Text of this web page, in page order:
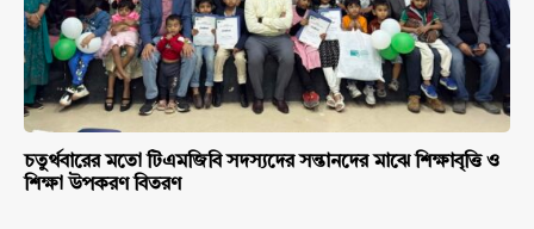
চতুর্থবারের মতো টিএমজিবি সদস্যদের সন্তানদের মাঝে শিক্ষাবৃত্তি ও
শিক্ষা উপকরণ বিতরণ